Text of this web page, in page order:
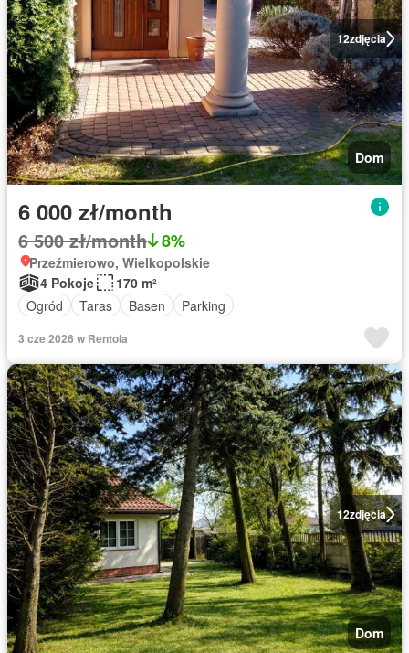
12zdjęcia
Dom
6 000 zł/month
6 500 zł/month 8%
Przeźmierowo, Wielkopolskie
4 Pokoje
170 m²
Ogród
Taras Basen Parking
3 cze 2026 w Rentola
12zdjęcia
Dom